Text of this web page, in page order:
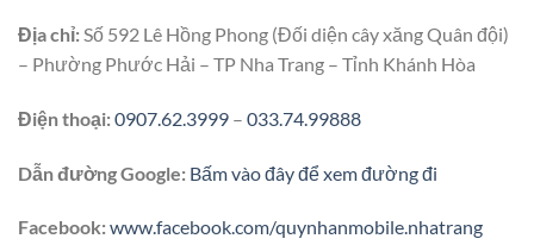
Địa chỉ:Số 592 Lê Hồng Phong (Đối diện cây xăng Quân đội)
– Phường Phước Hải – TP Nha Trang – Tỉnh Khánh Hòa
Điện thoại:0907.62.3999 – 033.74.99888
Dẫn đường Google: Bấm vào đây để xem đường đi
Facebook:www.facebook.com/quynhanmobile.nhatrang